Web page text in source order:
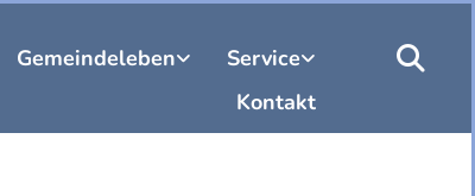
Gemeindeleben
Service
Kontakt